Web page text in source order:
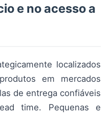
e no acesso a
localizados
em mercados
de entrega confiáveis
time. Pequenas e